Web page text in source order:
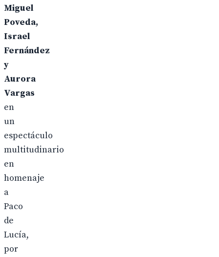
Miguel
Poveda,
Israel
Fernández
y
Aurora
Vargas
en
un
espectáculo
multitudinario
en
homenaje
a
Paco
de
Lucía,
por